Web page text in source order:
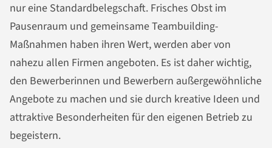
nur eine Standardbelegschaft. Frisches Obst im
Pausenraum und gemeinsame Teambuilding-
Maßnahmen haben ihren Wert, werden aber von
nahezu allen Firmen angeboten. Es ist daher wichtig,
den Bewerberinnen und Bewerbern außergewöhnliche
Angebote zu machen und sie durch kreative Ideen und
attraktive Besonderheiten für den eigenen Betrieb zu
begeistern.